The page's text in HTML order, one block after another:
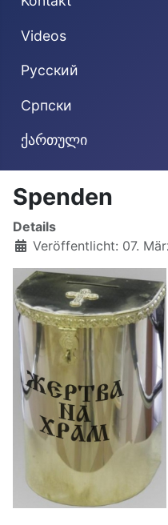
Videos
Русский
Cрпски
ქართული
Spenden
Details
Veröffentlicht: 07.